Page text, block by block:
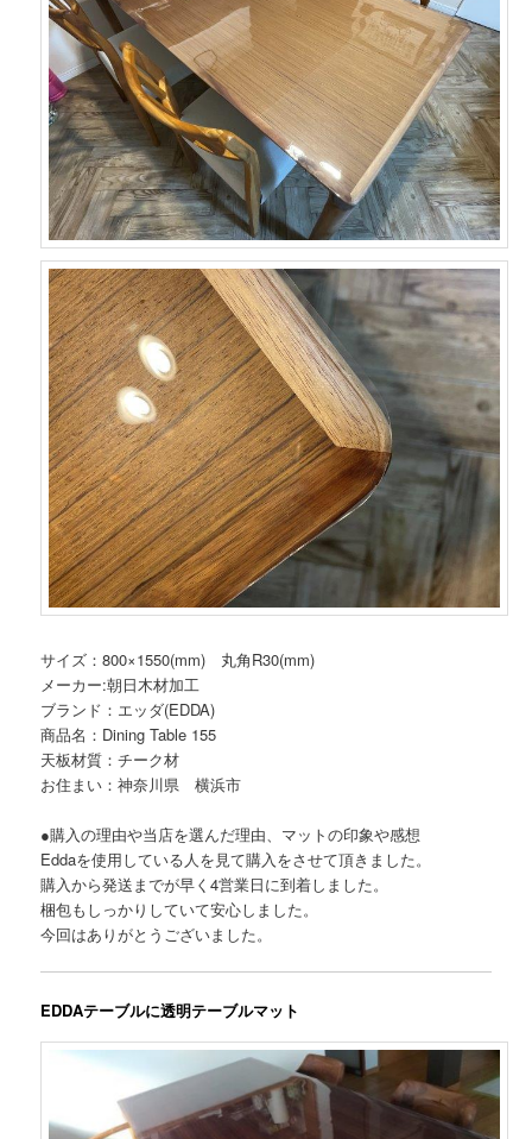
サイズ：800×1550(mm) 丸角R30(mm)
メーカー:朝日木材加工
ブランド：エッダ(EDDA)
商品名：Dining Table 155
天板材質：チーク材
お住まい：神奈川県 横浜市
●購入の理由や当店を選んだ理由、マットの印象や感想
Eddaを使用している人を見て購入をさせて頂きました。
購入から発送までが早く4営業日に到着しました。
梱包もしっかりしていて安心しました。
今回はありがとうございました。
EDDAテーブルに透明テーブルマット